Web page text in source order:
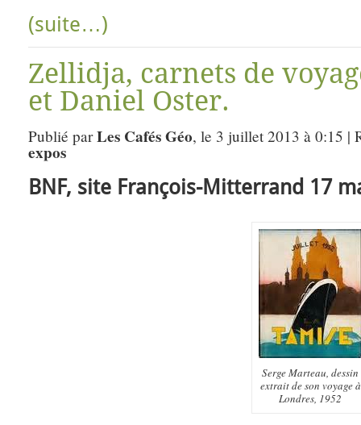
(suite…)
Zellidja, carnets de
et Daniel Oster.
Publié parLes Cafés Géo, le 3 juillet 2013 à 0:15 |
expos
BNF, site François-Mitterrand 17
Serge Marteau, dessin
extrait de son voyage à
Londres, 1952